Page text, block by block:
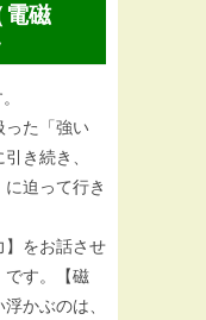
磁
った「強い
き続き、
に迫って行き
】をお話させ
です。【磁
かぶのは、